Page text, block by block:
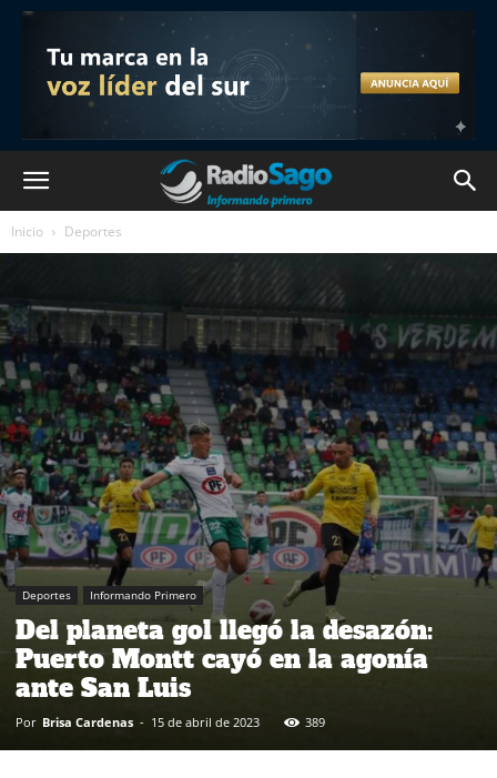
Inicio Deportes
Deportes Informando Primero
Del planeta gol llegó la desazón:
Puerto Montt cayó en la agonía
ante San Luis
Por Brisa Cardenas - 15 de abril de 2023 389